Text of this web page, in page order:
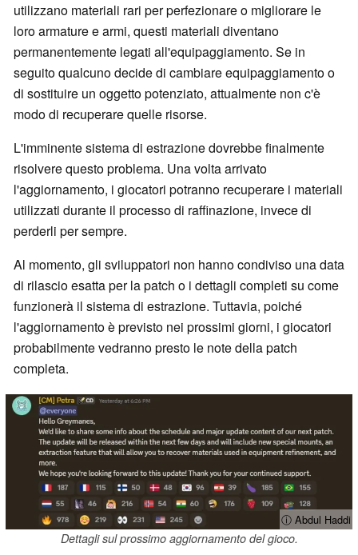
utilizzano materiali rari per perfezionare o migliorare le
loro armature e armi, questi materiali diventano
permanentemente legati all'equipaggiamento. Se in
seguito qualcuno decide di cambiare equipaggiamento o
di sostituire un oggetto potenziato, attualmente non c'è
modo di recuperare quelle risorse.
L'imminente sistema di estrazione dovrebbe finalmente
risolvere questo problema. Una volta arrivato
l'aggiornamento, i giocatori potranno recuperare i materiali
utilizzati durante il processo di raffinazione, invece di
perderli per sempre.
Al momento, gli sviluppatori non hanno condiviso una data
di rilascio esatta per la patch o i dettagli completi su come
funzionerà il sistema di estrazione. Tuttavia, poiché
l'aggiornamento è previsto nei prossimi giorni, i giocatori
probabilmente vedranno presto le note della patch
completa.
ⓘ Abdul Haddi
Dettagli sul prossimo aggiornamento del gioco.